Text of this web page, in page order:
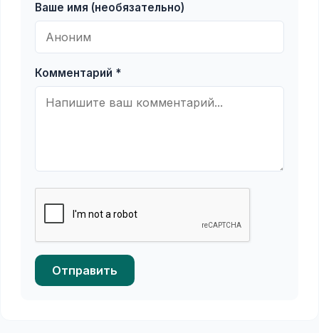
Ваше имя (необязательно)
Комментарий *
Отправить